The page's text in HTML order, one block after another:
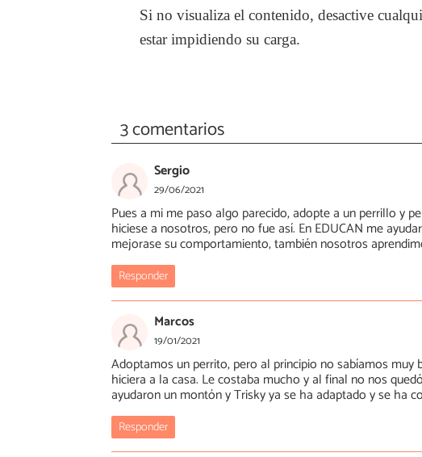
Si no visualiza el contenido, desactive
estar impidiendo su carga.
3 comentarios
Sergio
29/06/2021
Pues a mi me paso algo parecido, adopte a un perrillo y
hiciese a nosotros, pero no fue así. En EDUCAN me
mejorase su comportamiento, también nosotros
Responder
Marcos
19/01/2021
Adoptamos un perrito, pero al principio no sabíamos muy
hiciera a la casa. Le costaba mucho y al final no nos
ayudaron un montón y Trisky ya se ha adaptado y se ha
Responder